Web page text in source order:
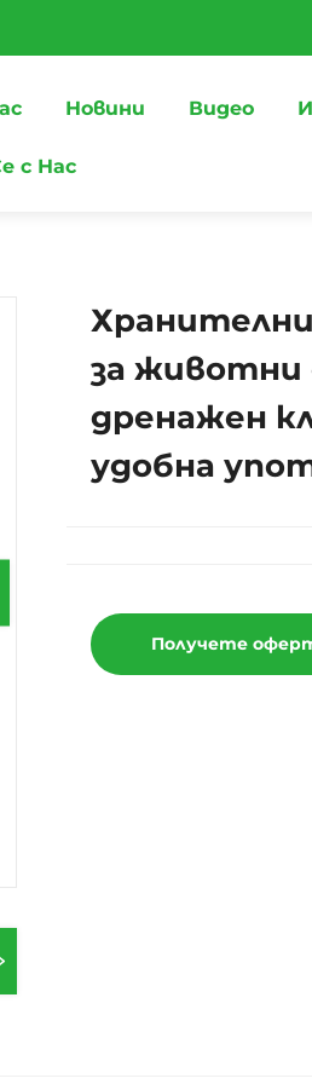
Новини Видео
с Нас
за животни
дренажен
удобна
Получете